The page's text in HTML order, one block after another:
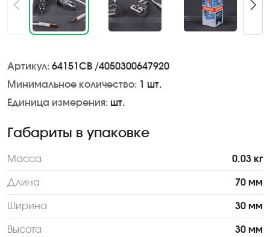
Артикул: 64151CB /4050300647920
Минимальное количество: 1 шт.
Единица измерения: шт.
Габариты в упаковке
Масса 0.03 кг
Длина 70 мм
Ширина 30 мм
Высота 30 мм